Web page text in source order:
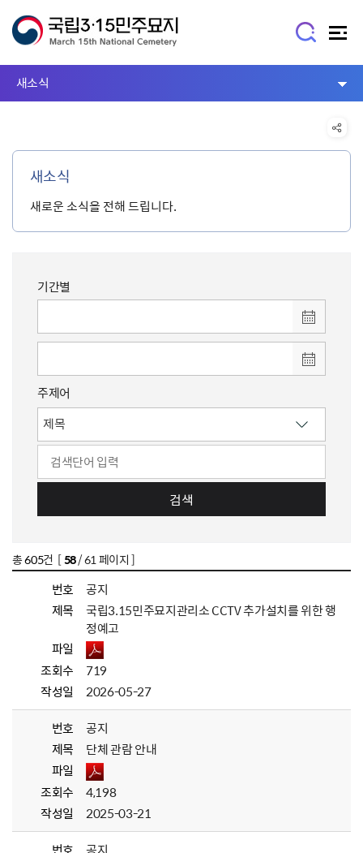
새소식
새소식
새로운 소식을 전해 드립니다.
기간별
주제어
검색
총605건 [58/ 61 페이지 ]
번호
공지
제목
국립3.15민주묘지관리소 CCTV 추가설치를 위한 행
정예고
파일
조회수
719
작성일
2026-05-27
번호
공지
제목
단체 관람 안내
파일
조회수
4,198
작성일
2025-03-21